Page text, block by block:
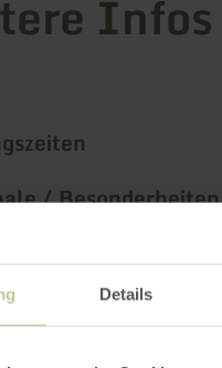
Details
Infos
/ Besonderheiten